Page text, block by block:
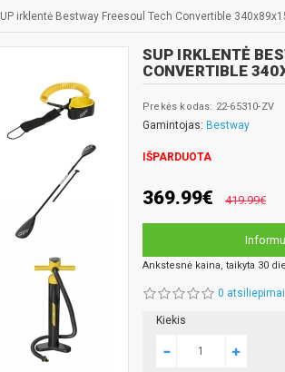
irklentė Bestway Freesoul Tech Convertible
SUP IRKLENTĖ
CONVERTIBLE
Prekės kodas: 22-65310-ZV
Gamintojas: Bestway
IŠPARDUOTA
369.99€ 419.99€
Ankstesnė kaina, taikyta 30
0 atsiliepimai
Kiekis